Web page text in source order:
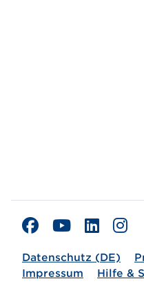
Datenschutz (DE)
Impressum
Hilfe &